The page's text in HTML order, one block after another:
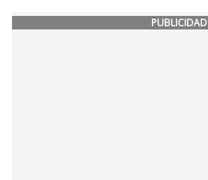
PUBLICIDAD